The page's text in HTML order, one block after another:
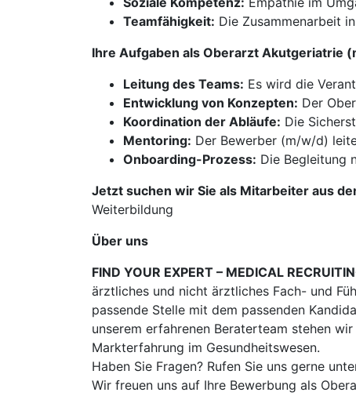
Teamfähigkeit: Die Zusammenarbeit
Ihre Aufgaben als Oberarzt Akutgeriatrie
Leitung des Teams: Es wird die
Entwicklung von Konzepten: Der
Koordination der Abläufe: Die
Mentoring: Der Bewerber (m/w/d)
Onboarding-Prozess: Die Begleitung
Jetzt suchen wir Sie als Mitarbeiter aus
Weiterbildung
Über uns
FIND YOUR EXPERT – MEDICAL
ärztliches und nicht ärztliches Fach- und
passende Stelle mit dem passenden
unserem erfahrenen Beraterteam stehen
Markterfahrung im Gesundheitswesen.
Haben Sie Fragen? Rufen Sie uns gerne
Wir freuen uns auf Ihre Bewerbung als